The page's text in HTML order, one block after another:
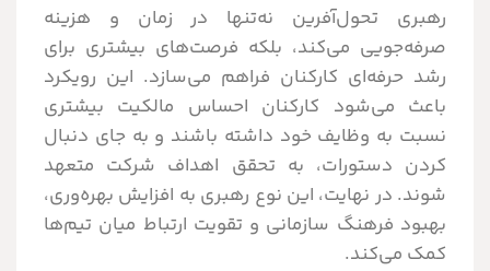
رهبری تحول‌آفرین نه‌تنها در زمان و هزینه
صرفه‌جویی می‌کند، بلکه فرصت‌های بیشتری برای
رشد حرفه‌ای کارکنان فراهم می‌سازد. این رویکرد
باعث می‌شود کارکنان احساس مالکیت بیشتری
نسبت به وظایف خود داشته باشند و به جای دنبال
کردن دستورات، به تحقق اهداف شرکت متعهد
شوند. در نهایت، این نوع رهبری به افزایش بهره‌وری،
بهبود فرهنگ سازمانی و تقویت ارتباط میان تیم‌ها
کمک می‌کند.